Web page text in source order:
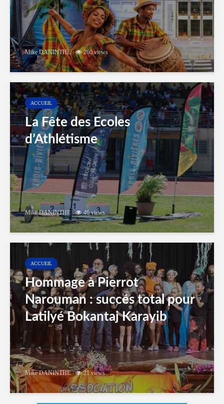
Mike DANINTHE 260 views
ACCUEIL
La Fête des Ecoles
d’Athlétisme
Mike DANINTHE 46 views
ACCUEIL
Hommage à Pierrot
Narouman : succés total pour
Latilyé Bokantaj Karayib
Mike DANINTHE 21 views